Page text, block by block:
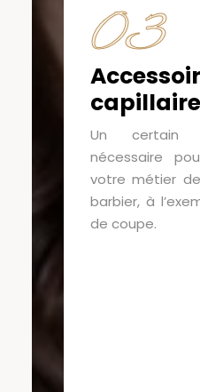
03
Un certain
nécessaire
votre métier
barbier, à
de coupe.